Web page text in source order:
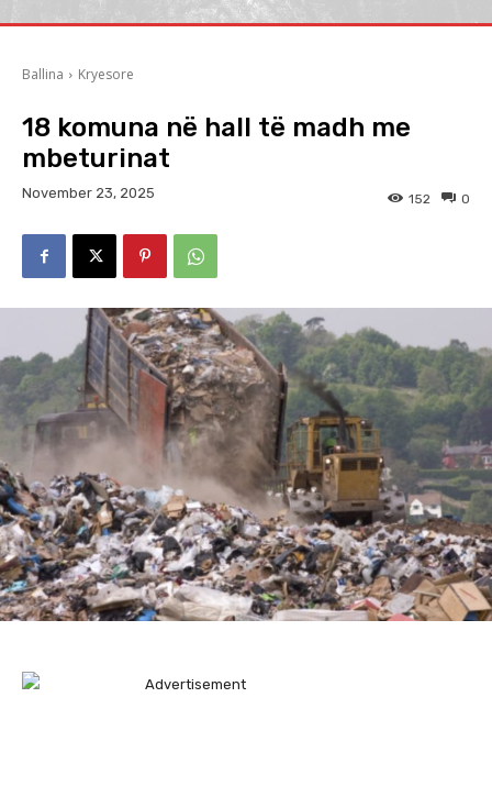
Ballina Kryesore
18 komuna në hall të madh me
mbeturinat
November 23, 2025 0
152